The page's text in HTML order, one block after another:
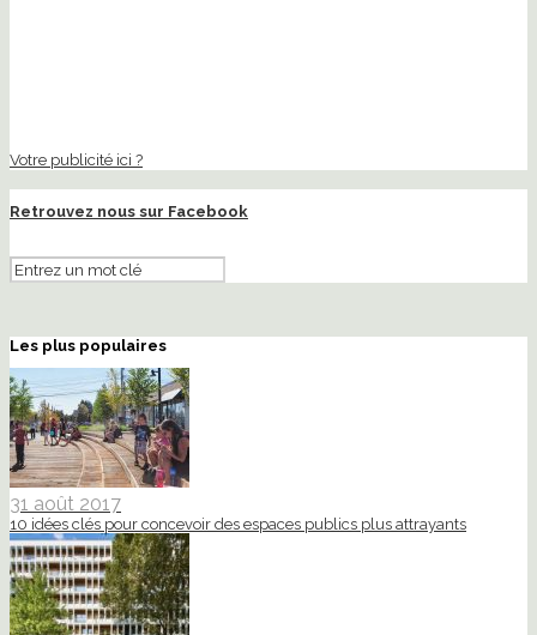
Votre publicité ici ?
Retrouvez nous sur Facebook
Les plus populaires
31 août 2017
10 idées clés pour concevoir des espaces publics plus attrayants